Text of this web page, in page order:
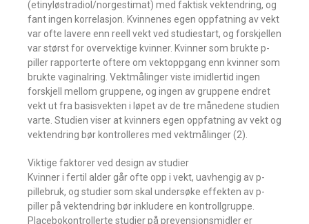
(etinyløstradiol/norgestimat) med faktisk vektendring, og
fant ingen korrelasjon. Kvinnenes egen oppfatning av vekt
var ofte lavere enn reell vekt ved studiestart, og forskjellen
var størst for overvektige kvinner. Kvinner som brukte p-
piller rapporterte oftere om vektoppgang enn kvinner som
brukte vaginalring. Vektmålinger viste imidlertid ingen
forskjell mellom gruppene, og ingen av gruppene endret
vekt ut fra basisvekten i løpet av de tre månedene studien
varte. Studien viser at kvinners egen oppfatning av vekt og
vektendring bør kontrolleres med vektmålinger (2).
Viktige faktorer ved design av studier
Kvinner i fertil alder går ofte opp i vekt, uavhengig av p-
pillebruk, og studier som skal undersøke effekten av p-
piller på vektendring bør inkludere en kontrollgruppe.
Placebokontrollerte studier på prevensjonsmidler er